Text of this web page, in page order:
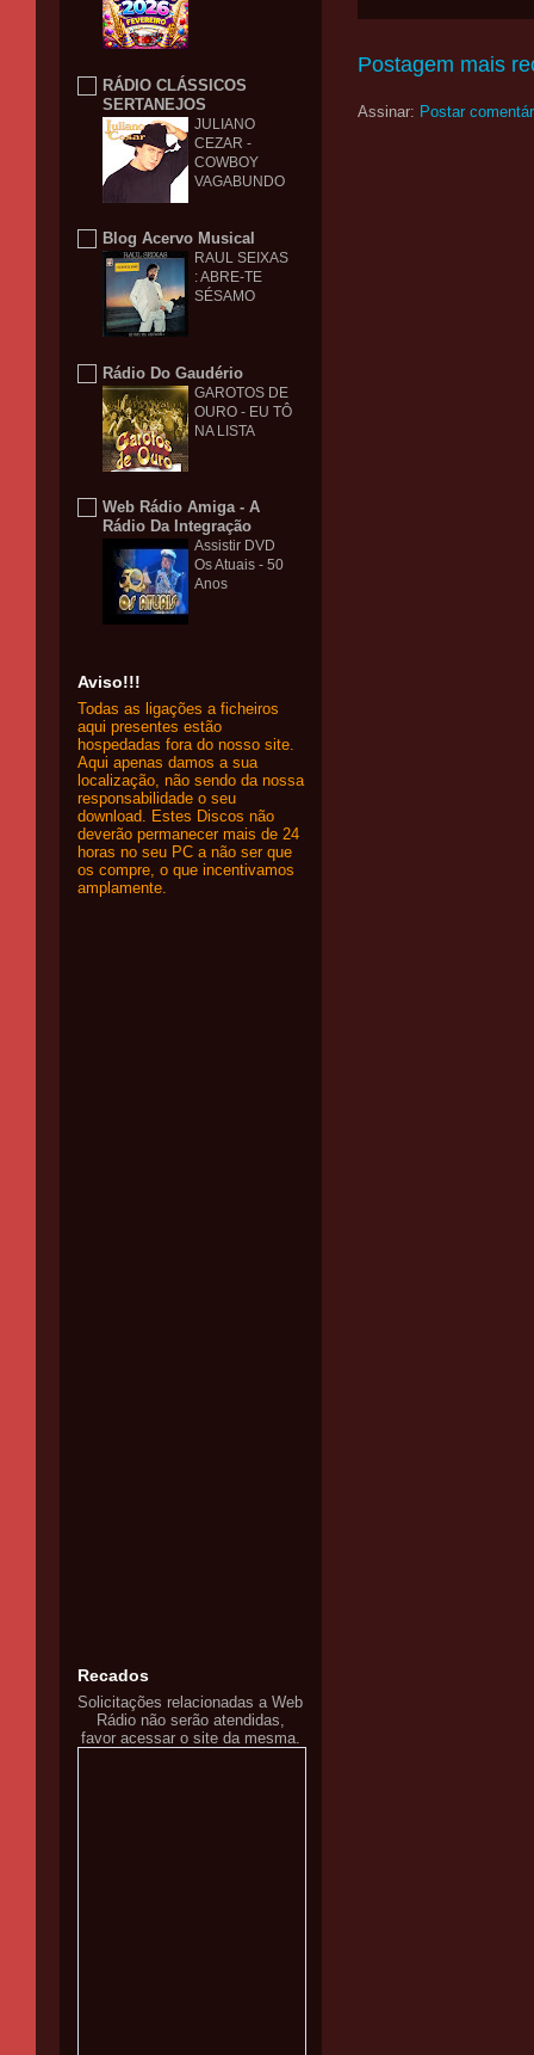
Postagem mais
Assinar: Postar
RÁDIO CLÁSSICOS
SERTANEJOS
JULIANO
CEZAR -
COWBOY
VAGABUNDO
Blog Acervo Musical
RAUL SEIXAS
: ABRE-TE
SÉSAMO
Rádio Do Gaudério
GAROTOS DE
OURO - EU TÔ
NA LISTA
Web Rádio Amiga - A
Rádio Da Integração
Assistir DVD
Os Atuais - 50
Anos
Aviso!!!
Todas as ligações a ficheiros
aqui presentes estão
hospedadas fora do nosso site.
Aqui apenas damos a sua
localização, não sendo da nossa
responsabilidade o seu
download. Estes Discos não
deverão permanecer mais de 24
horas no seu PC a não ser que
os compre, o que incentivamos
amplamente.
Recados
Solicitações relacionadas a Web
Rádio não serão atendidas,
favor acessar o site da mesma.